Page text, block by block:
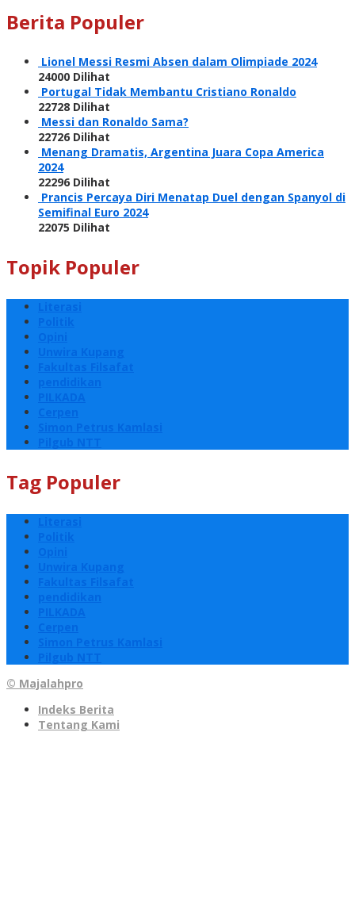
Berita Populer
Lionel Messi Resmi Absen dalam Olimpiade 2024
24000 Dilihat
Portugal Tidak Membantu Cristiano Ronaldo
22728 Dilihat
Messi dan Ronaldo Sama?
22726 Dilihat
Menang Dramatis, Argentina Juara Copa America
2024
22296 Dilihat
Prancis Percaya Diri Menatap Duel dengan Spanyol di
Semifinal Euro 2024
22075 Dilihat
Topik Populer
Tag Populer
© Majalahpro
Indeks Berita
Tentang Kami